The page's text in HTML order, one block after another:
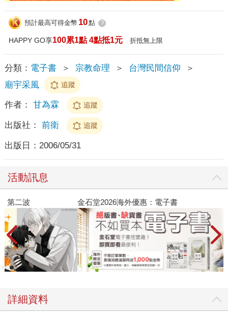
預計最高可得金幣 10點 ?
HAPPY GO享100累1點 4點抵1元 折抵無上限
分類： 電子書 ＞ 宗教命理 ＞ 台灣民間信仰
＞
廟宇采風
追蹤
作者： 甘為霖 追蹤
出版社： 前衛 追蹤
出版日： 2006/05/31
活動訊息
金石堂2026海外優惠：電子書
詳細資料